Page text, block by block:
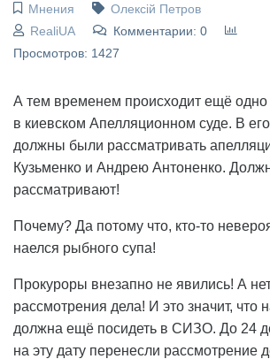
Мнения
Олексій Петров
RealiUA
Комментарии: 0
Просмотров: 1427
А тем временем происходит ещё одно
в киевском Апелляционном суде. В
должны были рассматривать
Кузьменко и Андрею Антоненко.
рассматривают!
Почему? Да потому что, кто-то
наелся рыбного супа!
Прокуроры внезапно не явились! А
рассмотрения дела! И это значит,
должна ещё посидеть в СИЗО. До 24
на эту дату перенесли рассмотрение